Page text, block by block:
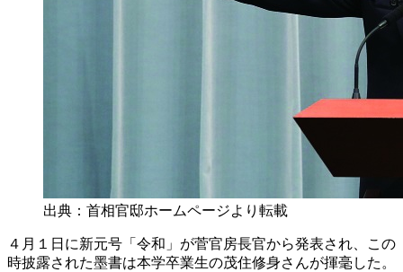
出典：首相官邸ホームページより転載
４月１日に新元号「令和」が菅官房長官から発表され、この
時披露された墨書は本学卒業生の茂住修身さんが揮毫した。